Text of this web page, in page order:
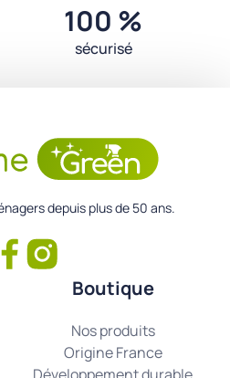
100 %
sécurisé
depuis plus de 50 ans.
Boutique
Nos produits
Origine France